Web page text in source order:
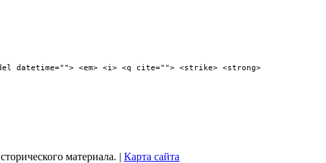
datetime=""> <em> <i> <q cite=""> <strike> <strong>
материала. | Карта сайта